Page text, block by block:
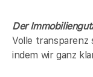
Der
Volle transparenz
indem wir ganz